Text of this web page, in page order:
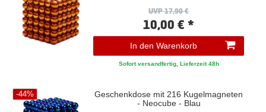
UVP 17,90 €
10,00 € *
In den Warenkorb
Sofort versandfertig, Lieferzeit 48h
-44%
Geschenkdose mit 216 Kugelmagneten
- Neocube - Blau